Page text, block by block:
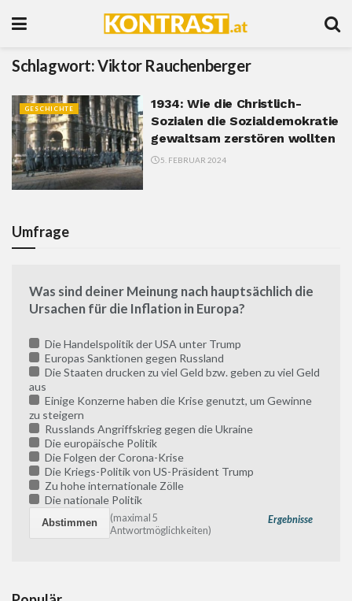
Schlagwort:Viktor Rauchenberger
GESCHICHTE
1934: Wie die Christlich-
Sozialen die Sozialdemokratie
gewaltsam zerstören wollten
5. FEBRUAR 2024
Umfrage
Was sind deiner Meinung nach hauptsächlich die
Ursachen für die Inflation in Europa?
Die Handelspolitik der USA unter Trump
Europas Sanktionen gegen Russland
Die Staaten drucken zu viel Geld bzw. geben zu viel Geld
aus
Einige Konzerne haben die Krise genutzt, um Gewinne
zu steigern
Russlands Angriffskrieg gegen die Ukraine
Die europäische Politik
Die Folgen der Corona-Krise
Die Kriegs-Politik von US-Präsident Trump
Zu hohe internationale Zölle
Die nationale Politik
Ergebnisse
(maximal 5
Antwortmöglichkeiten)